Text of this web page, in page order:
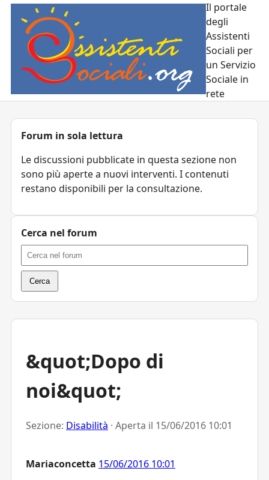
Il portale
degli
Assistenti
Sociali per
un Servizio
Sociale in
rete
&quot;Dopo di
noi&quot;
Sezione: Disabilità · Aperta il 15/06/2016 10:01
Mariaconcetta 15/06/2016 10:01
Forum in sola lettura
Le discussioni pubblicate in questa sezione non
sono più aperte a nuovi interventi. I contenuti
restano disponibili per la consultazione.
Cerca nel forum
Cerca